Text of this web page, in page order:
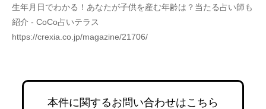
生年月日でわかる！あなたが子供を産む年齢は？当たる占い師も
紹介 - CoCo占いテラス
https://crexia.co.jp/magazine/21706/
本件に関するお問い合わせはこちら